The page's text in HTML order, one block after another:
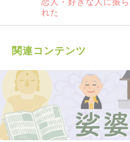
れた
関連コンテンツ